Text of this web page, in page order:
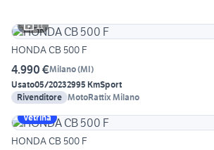
11
HONDA CB 500 F
4.990 €Milano(MI)
Usato05/20232995 KmSport
Rivenditore MotoRattix Milano
Vetrina
HONDA CB 500 F